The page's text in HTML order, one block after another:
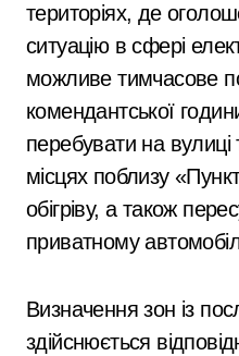
територіях, де
ситуацію в сфері
можливе тимчасове
комендантської
перебувати на
місцях поблизу
обігріву, а також
приватному
Визначення зон із
здійснюється